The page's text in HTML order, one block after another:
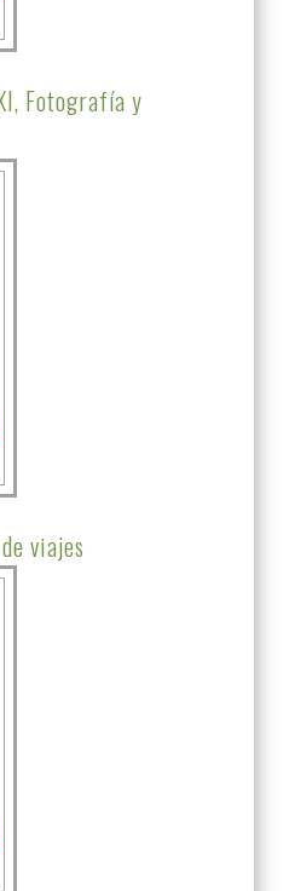
Fotografía y
viajes